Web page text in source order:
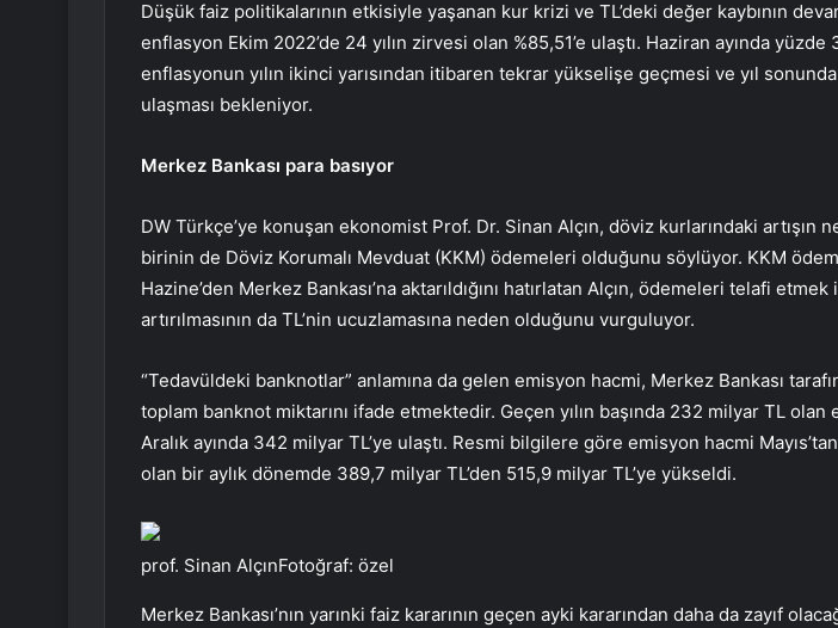
Düşük faiz politikalarının etkisiyle yaşanan kur krizi ve TL’deki değer kaybının
enflasyon Ekim 2022’de 24 yılın zirvesi olan %85,51’e ulaştı. Haziran ayında yüzde
enflasyonun yılın ikinci yarısından itibaren tekrar yükselişe geçmesi ve yıl sonunda
ulaşması bekleniyor.
Merkez Bankası para basıyor
DW Türkçe’ye konuşan ekonomist Prof. Dr. Sinan Alçın, döviz kurlarındaki artışın
birinin de Döviz Korumalı Mevduat (KKM) ödemeleri olduğunu söylüyor. KKM
Hazine’den Merkez Bankası’na aktarıldığını hatırlatan Alçın, ödemeleri telafi
artırılmasının da TL’nin ucuzlamasına neden olduğunu vurguluyor.
“Tedavüldeki banknotlar” anlamına da gelen emisyon hacmi, Merkez Bankası
toplam banknot miktarını ifade etmektedir. Geçen yılın başında 232 milyar TL olan
Aralık ayında 342 milyar TL’ye ulaştı. Resmi bilgilere göre emisyon hacmi
olan bir aylık dönemde 389,7 milyar TL’den 515,9 milyar TL’ye yükseldi.
prof. Sinan AlçınFotoğraf: özel
Merkez Bankası’nın yarınki faiz kararının geçen ayki kararından daha da zayıf